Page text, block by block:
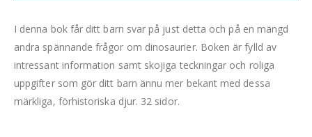
I denna bok får ditt barn svar på just detta och på en mängd
andra spännande frågor om dinosaurier. Boken är fylld av
intressant information samt skojiga teckningar och roliga
uppgifter som gör ditt barn ännu mer bekant med dessa
märkliga, förhistoriska djur. 32 sidor.